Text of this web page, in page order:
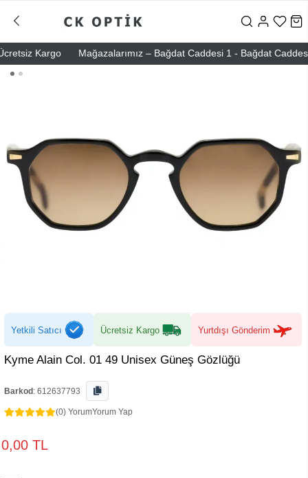
Kargo Mağazalarımız – Bağdat Caddesi 1 - Bağdat Caddesi
Yetkili Satıcı Ücretsiz Kargo Yurtdışı Gönderim
Kyme Alain Col. 01 49 Unisex Güneş Gözlüğü
Barkod : 612637793
(0) YorumYorum Yap
0,00 TL